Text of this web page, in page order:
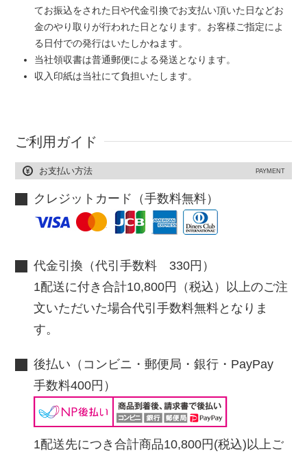
てお振込をされた日や代金引換でお支払い頂いた日などお
金のやり取りが行われた日となります。お客様ご指定によ
る日付での発行はいたしかねます。
当社領収書は普通郵便による発送となります。
収入印紙は当社にて負担いたします。
ご利用ガイド
お支払い方法 PAYMENT
クレジットカード（手数料無料）
代金引換（代引手数料 330円）
1配送に付き合計10,800円（税込）以上のご注
文いただいた場合代引手数料無料となりま
す。
後払い（コンビニ・郵便局・銀行・PayPay
手数料400円）
1配送先につき合計商品10,800円(税込)以上ご